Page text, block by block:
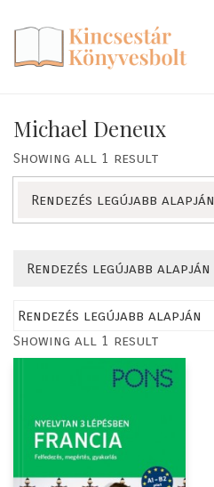
Michael Deneux
Showing all 1 result
Rendezés legújabb alapján
Rendezés legújabb alapján
Showing all 1 result